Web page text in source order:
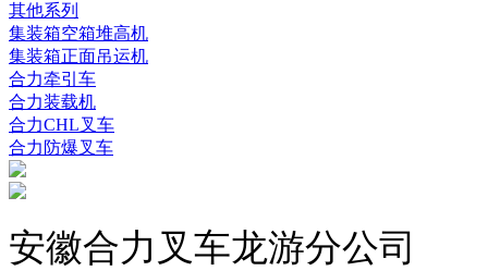
其他系列
集装箱空箱堆高机
集装箱正面吊运机
合力牵引车
合力装载机
合力CHL叉车
合力防爆叉车
安徽合力叉车龙游分公司